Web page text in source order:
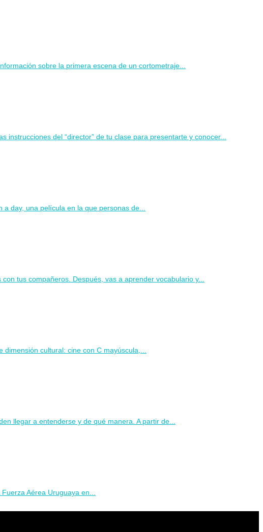
sobre la primera escena de un cortometraje...
del “director” de tu clase para presentarte y conocer...
day, una película en la que personas de...
tus compañeros. Después, vas a aprender vocabulario y...
cultural: cine con C mayúscula,...
llegar a entenderse y de qué manera. A partir de...
Aérea Uruguaya en...